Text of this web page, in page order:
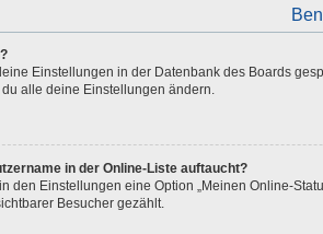
Einstellungen in der Datenbank des Boards
alle deine Einstellungen ändern.
in der Online-Liste auftaucht?
den Einstellungen eine Option „Meinen Online-
Besucher gezählt.